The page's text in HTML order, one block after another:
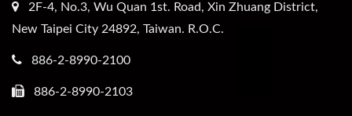
2F-4, No.3, Wu Quan 1st. Road, Xin Zhuang District,
New Taipei City 24892, Taiwan. R.O.C.
886-2-8990-2100
886-2-8990-2103